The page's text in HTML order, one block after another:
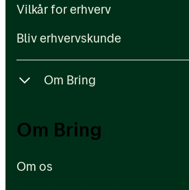
Vilkår for erhverv
Bliv erhvervskunde
Om Bring
Om os
Om Bring
Om os